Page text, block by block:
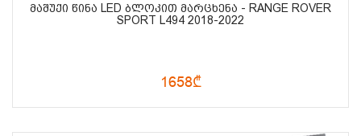
ᲛᲐᲨᲣᲥᲘ ᲬᲘᲜᲐ LED ᲑᲚᲝᲙᲘᲗ ᲛᲐᲠᲪᲮᲔᲜᲐ - RANGE ROVER
SPORT L494 2018-2022
1658₾